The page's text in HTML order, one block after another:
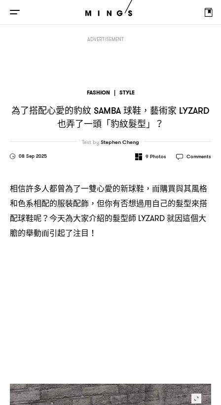
ADVERTISEMENT
FASHION | STYLE
為了搭配心愛的豹紋 SAMBA球鞋 ， 藝術家 LYZARD
也弄了一頭「豹紋髮型」 ？
08 Sep 2025
Text byStephen Cheng
9 Photos Comments
相信許多人都曾為了一雙心愛的新球鞋 ， 而購買與其風格
和色系相配的服裝配飾 ， 但你有否想過用自己的髮型來搭
配球鞋呢？今天為大家介紹的髮型師 LYZARD 就因這個大
膽的舉動而引起了注目 ！
SAMBA 球鞋， 藝術家LYZARD 也弄了一頭「豹紋髮型」？